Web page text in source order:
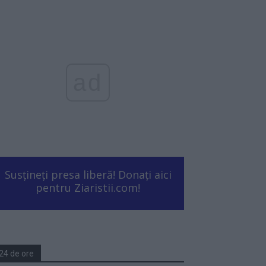
Susțineți presa liberă! Donați aici
pentru Ziaristii.com!
de ore